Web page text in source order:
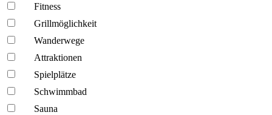
Fitness
Grillmöglich­keit
Wanderwege
Attraktionen
Spielplätze
Schwimmbad
Sauna